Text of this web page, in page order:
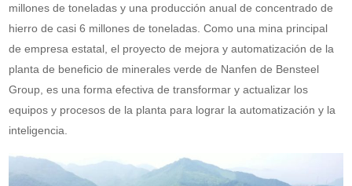
millones de toneladas y una producción anual de concentrado de
hierro de casi 6 millones de toneladas. Como una mina principal
de empresa estatal, el proyecto de mejora y automatización de la
planta de beneficio de minerales verde de Nanfen de Bensteel
Group, es una forma efectiva de transformar y actualizar los
equipos y procesos de la planta para lograr la automatización y la
inteligencia.